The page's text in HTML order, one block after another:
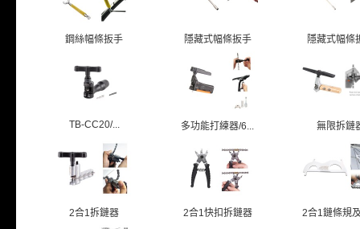
鋼絲幅條扳手 隱藏式幅條扳手 隱藏式幅條
TB-CC20/... 多功能打練器/6... 無限拆鏈
2合1拆鏈器 2合1快扣拆鏈器 2合1鏈條規